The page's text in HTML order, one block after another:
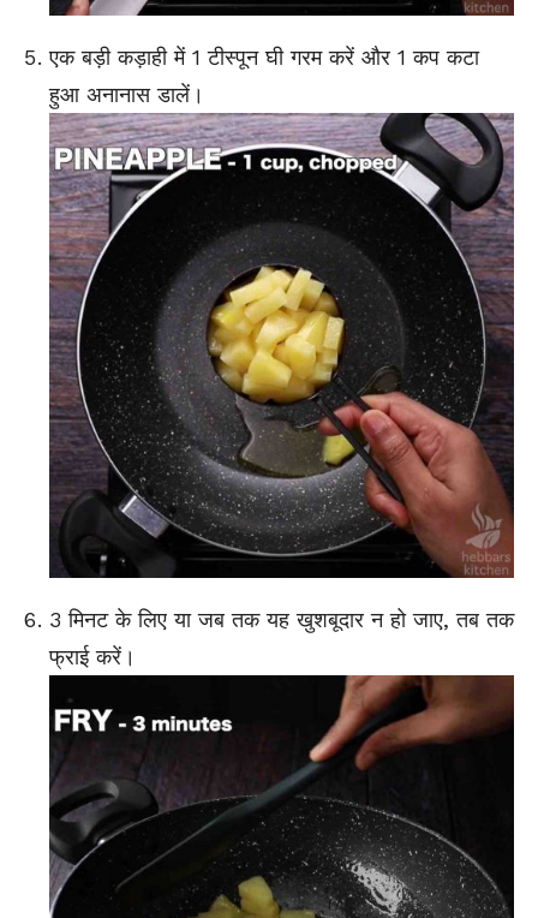
एक बड़ी कड़ाही में 1 टीस्पून घी गरम करें और 1 कप कटा
हुआ अनानास डालें।
3 मिनट के लिए या जब तक यह खुशबूदार न हो जाए, तब तक
फ्राई करें।